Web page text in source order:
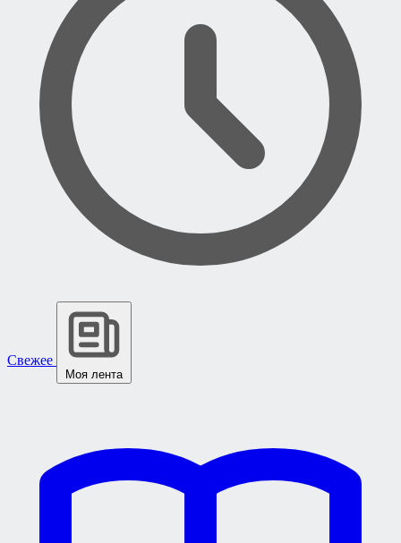
Свежее
Моя лента